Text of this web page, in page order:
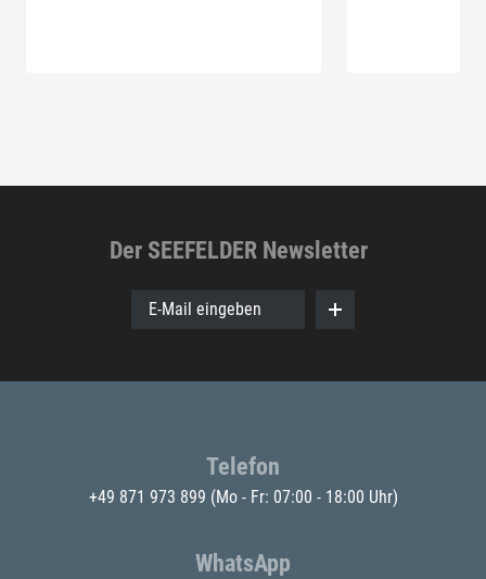
Der SEEFELDER Newsletter
E-Mail eingeben
Telefon
+49 871 973 899 (Mo - Fr: 07:00 - 18:00 Uhr)
WhatsApp